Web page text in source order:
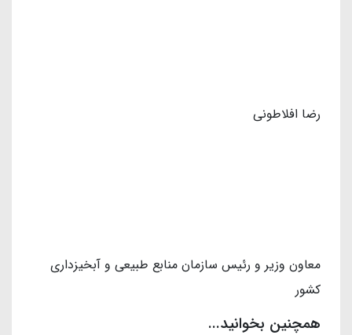
رضا افلاطونی
معاون وزیر و رئیس سازمان منابع طبیعی و آبخیزداری
کشور
همچنین بخوانید...